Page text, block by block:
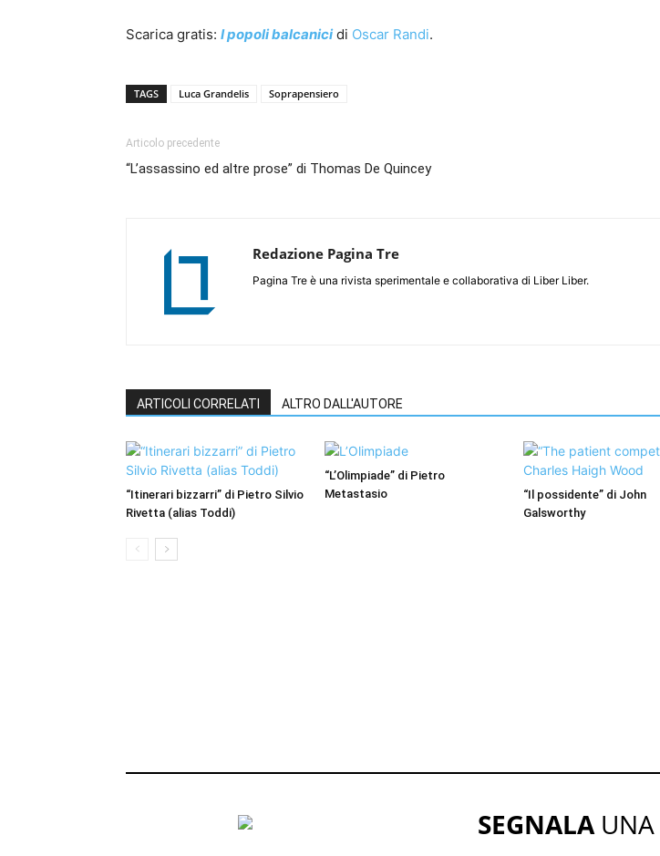
Scarica gratis: I popoli balcanicidi Oscar Randi.
TAGS Luca Grandelis Soprapensiero
Articolo precedente
“L’assassino ed altre prose” di Thomas De Quincey
Redazione Pagina Tre
Pagina Tre è una rivista sperimentale e collaborativa di Liber Liber.
ARTICOLI CORRELATI ALTRO DALL'AUTORE
“Itinerari bizzarri” di Pietro Silvio
Rivetta (alias Toddi)
“L’Olimpiade” di Pietro
Metastasio
“Il possidente” di John
Galsworthy
SEGNALAUNA